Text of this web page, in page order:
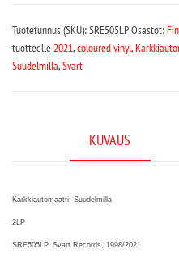
Tuotetunnus (SKU):SRE505LPOsastot:
tuotteelle2021,coloured vinyl,
Suudelmilla,Svart
KUVAUS
Karkkiautomaatti: Suudelmilla
2LP
SRE505LP, Svart Records, 1998/2021